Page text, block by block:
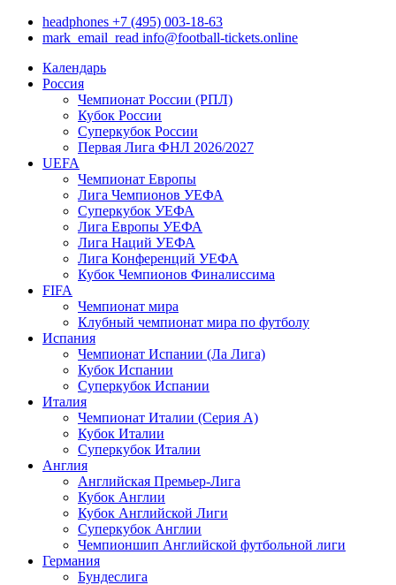
headphones +7 (495) 003-18-63
mark_email_read info@football-tickets.online
Календарь
Россия
Чемпионат России (РПЛ)
Кубок России
Суперкубок России
Первая Лига ФНЛ 2026/2027
UEFA
Чемпионат Европы
Лига Чемпионов УЕФА
Суперкубок УЕФА
Лига Европы УЕФА
Лига Наций УЕФА
Лига Конференций УЕФА
Кубок Чемпионов Финалиссима
FIFA
Чемпионат мира
Клубный чемпионат мира по футболу
Испания
Чемпионат Испании (Ла Лига)
Кубок Испании
Суперкубок Испании
Италия
Чемпионат Италии (Серия А)
Кубок Италии
Суперкубок Италии
Англия
Английская Премьер-Лига
Кубок Англии
Кубок Английской Лиги
Суперкубок Англии
Чемпионшип Английской футбольной лиги
Германия
Бундеслига